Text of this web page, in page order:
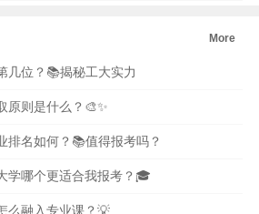
More
几位？📚揭秘工大实力
原则是什么？🎨✨
排名如何？📚值得报考吗？
学哪个更适合我报考？🎓
么融入专业课？💡